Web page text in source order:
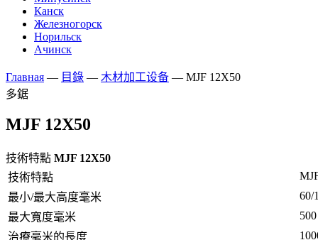
Канск
Железногорск
Норильск
Ачинск
Главная — 目錄 — 木材加工设备 — MJF 12X50
多鋸
MJF 12X50
技術特點 MJF 12X50
技術特點
最小/最大高度毫米
60/
最大寬度毫米
500
治療毫米的長度